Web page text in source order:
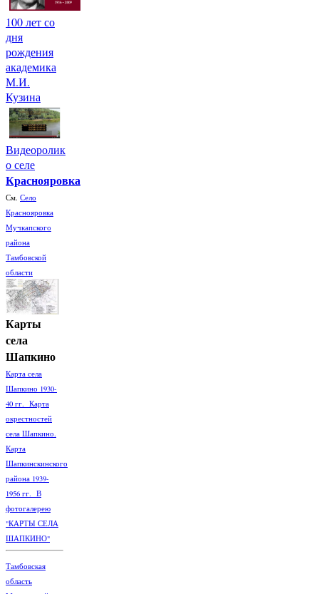
100 лет со
дня
рождения
академика
М.И.
Кузина
Видеоролик
о селе
Краснояровка
См. Село
Краснояровка
Мучкапского
района
Тамбовской
области
Карты
села
Шапкино
Карта села
Шапкино 1930-
40 гг. Карта
окрестностей
села Шапкино.
Карта
Шапкинскинского
района 1939-
1956 гг. В
фотогалерею
"КАРТЫ СЕЛА
ШАПКИНО"
Тамбовская
область